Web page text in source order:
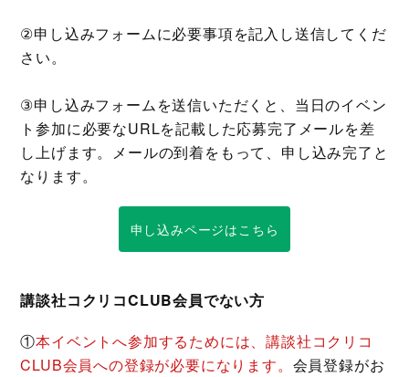
②申し込みフォームに必要事項を記入し送信してくだ
さい。
③申し込みフォームを送信いただくと、当日のイベン
ト参加に必要なURLを記載した応募完了メールを差
し上げます。メールの到着をもって、申し込み完了と
なります。
申し込みページはこちら
講談社コクリコCLUB会員でない方
①本イベントへ参加するためには、講談社コクリコ
CLUB会員への登録が必要になります。 会員登録がお